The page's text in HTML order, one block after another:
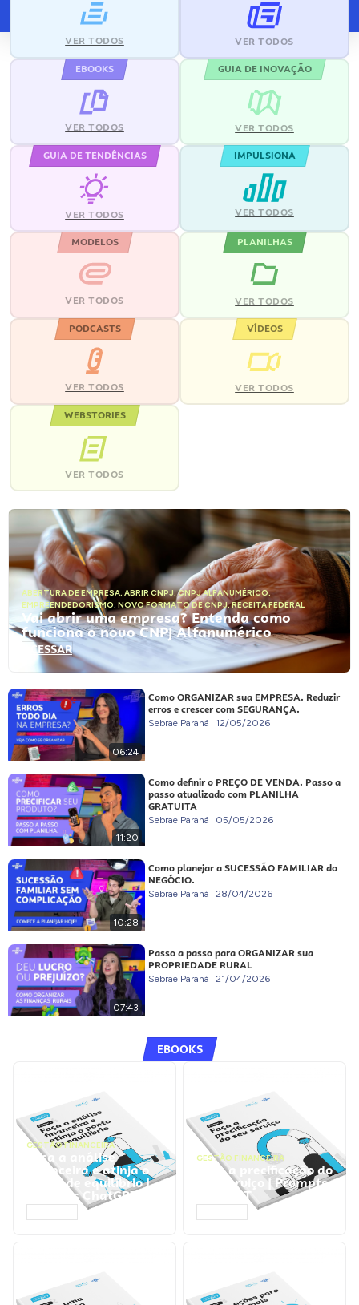
VER TODOS VER TODOS
EBOOKS
VER TODOS
GUIA DE INOVAÇÃO
VER TODOS
GUIA DE TENDÊNCIAS
VER TODOS
IMPULSIONA
VER TODOS
MODELOS
VER TODOS
PLANILHAS
VER TODOS
PODCASTS
VER TODOS
VÍDEOS
VER TODOS
WEBSTORIES
VER TODOS
ABERTURA DE EMPRESA, ABRIR CNPJ,CNPJ ALFANUMÉRICO,
EMPREENDEDORISMO, NOVO FORMATO DE CNPJ,RECEITA FEDERAL
Vai abrir uma empresa? Entenda como
funciona o novo CNPJ Alfanumérico
ACESSAR
06:24
Como ORGANIZAR sua EMPRESA. Reduzir
erros e crescer com SEGURANÇA.
Sebrae Paraná 12/05/2026
11:20
Como definir o PREÇO DE VENDA. Passo a
passo atualizado com PLANILHA
GRATUITA
Sebrae Paraná 05/05/2026
10:28
Como planejar a SUCESSÃO FAMILIAR do
NEGÓCIO.
Sebrae Paraná 28/04/2026
07:43
Passo a passo para ORGANIZAR sua
PROPRIEDADE RURAL
Sebrae Paraná 21/04/2026
EBOOKS
GESTÃO FINANCEIRA
Faça a análise
financeira e atinja o
ponto de equilíbrio |
Prompts ChatGPT
GESTÃO FINANCEIRA
Faça a precificação do
seu serviço | Prompts
ChatGPT